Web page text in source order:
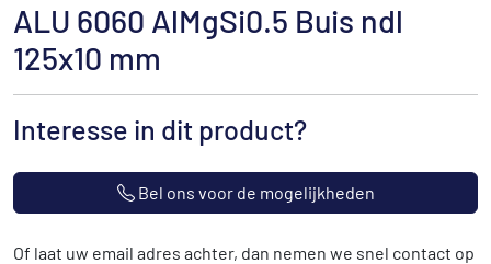
ALU 6060 AlMgSi0.5 Buis ndl
125x10 mm
Interesse in dit product?
Bel ons voor de mogelijkheden
Of laat uw email adres achter, dan nemen we snel contact op